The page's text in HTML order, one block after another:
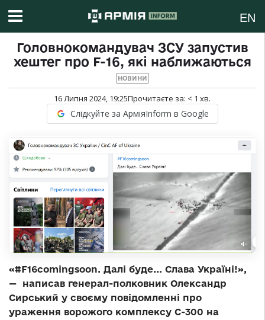
EN
Головнокомандувач ЗСУ запустив
хештег про F-16, які наближаються
НОВИНИ
16 Липня 2024, 19:25Прочитаєте за: < 1 хв.
Слідкуйте за АрміяInform в Google
«#F16comingsoon. Далі буде... Слава Україні!»,
— написав генерал-полковник Олександр
Сирський у своєму повідомленні про
ураження ворожого комплексу С-300 на